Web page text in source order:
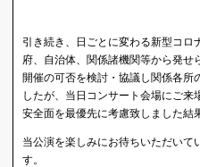
引き続き、日ごとに変わる新型コ
府、自治体、関係諸機関等から発
開催の可否を検討・協議し関係各所
したが、当日コンサート会場にご
安全面を最優先に考慮致しました結
当公演を楽しみにお待ちいただいて
す。